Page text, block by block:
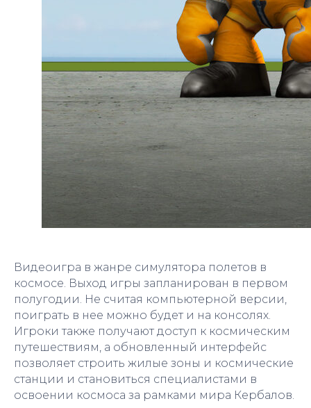
Видеоигра в жанре симулятора полетов в
космосе. Выход игры запланирован в первом
полугодии. Не считая компьютерной версии,
поиграть в нее можно будет и на консолях.
Игроки также получают доступ к космическим
путешествиям, а обновленный интерфейс
позволяет строить жилые зоны и космические
станции и становиться специалистами в
освоении космоса за рамками мира Кербалов.